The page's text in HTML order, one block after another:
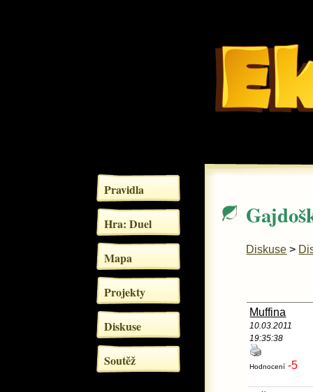
Pravidla
Hra: Duel
Mapa
Projekty
Diskuse
Soutěž
Diskuse >
Muffina
10.03.2011
19:35:38
Hodnocení -5